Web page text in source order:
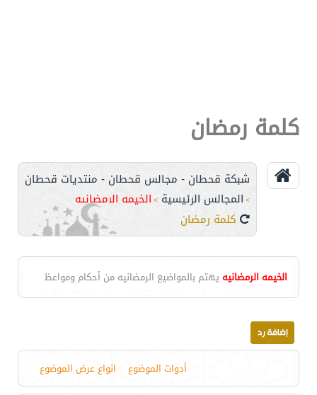
كلمة رمضان
شبكة قحطان - مجالس قحطان - منتديات قحطان
> المجالس الرئيسية > الخيمه الرمضانيه
كلمة رمضان
الخيمه الرمضانيه يهتم بالمواضيع الرمضانيه من أحكام ومواعظ
أدوات الموضوع انواع عرض الموضوع